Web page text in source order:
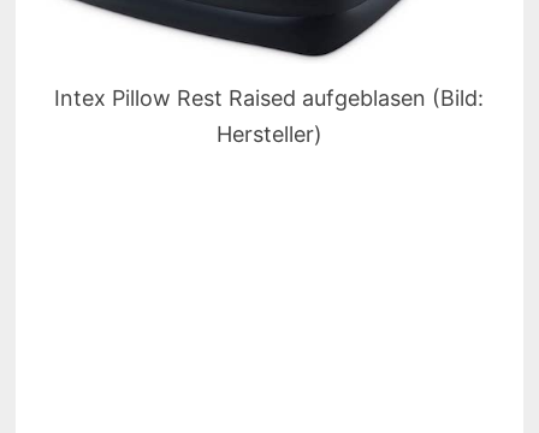
Intex Pillow Rest Raised aufgeblasen (Bild:
Hersteller)